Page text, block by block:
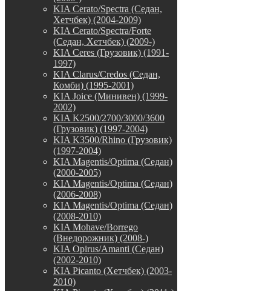
KIA Cerato/Spectra (Седан,
Хетчбек) (2004-2009)
KIA Cerato/Spectra/Forte
(Седан, Хетчбек) (2009-)
KIA Ceres (Грузовик) (1991-
1997)
KIA Clarus/Credos (Седан,
Комби) (1995-2001)
KIA Joice (Минивен) (1999-
2002)
KIA K2500/2700/3000/3600
(Грузовик) (1997-2004)
KIA K3500/Rhino (Грузовик)
(1997-2004)
KIA Magentis/Optima (Седан)
(2000-2005)
KIA Magentis/Optima (Седан)
(2006-2008)
KIA Magentis/Optima (Седан)
(2008-2010)
KIA Mohave/Borrego
(Внедорожник) (2008-)
KIA Opirus/Amanti (Седан)
(2002-2010)
KIA Picanto (Хетчбек) (2003-
2010)